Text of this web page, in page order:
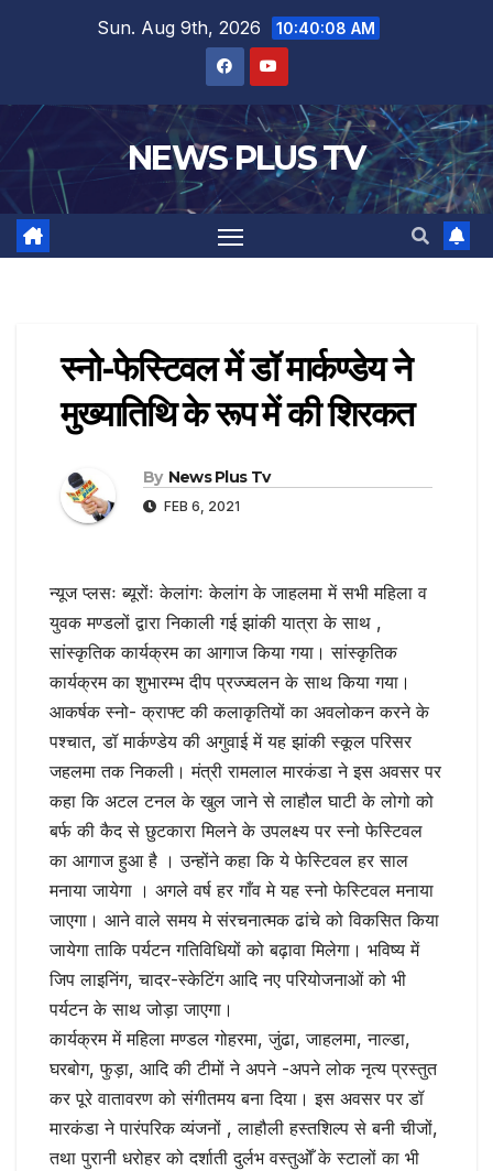
Sun. Aug 9th, 2026 10:40:09 AM
NEWS PLUS TV
स्नो-फेस्टिवल में डॉ मार्कण्डेय ने
मुख्यातिथि के रूप में की शिरकत
By News Plus Tv
FEB 6, 2021
न्यूज प्लसः ब्यूरोंः केलांगः केलांग के जाहलमा में सभी महिला व
युवक मण्डलों द्वारा निकाली गई झांकी यात्रा के साथ ,
सांस्कृतिक कार्यक्रम का आगाज किया गया। सांस्कृतिक
कार्यक्रम का शुभारम्भ दीप प्रज्ज्वलन के साथ किया गया।
आकर्षक स्नो- क्राफ्ट की कलाकृतियों का अवलोकन करने के
पश्चात, डॉ मार्कण्डेय की अगुवाई में यह झांकी स्कूल परिसर
जहलमा तक निकली। मंत्री रामलाल मारकंडा ने इस अवसर पर
कहा कि अटल टनल के खुल जाने से लाहौल घाटी के लोगो को
बर्फ की कैद से छुटकारा मिलने के उपलक्ष्य पर स्नो फेस्टिवल
का आगाज हुआ है । उन्होंने कहा कि ये फेस्टिवल हर साल
मनाया जायेगा । अगले वर्ष हर गाँव मे यह स्नो फेस्टिवल मनाया
जाएगा। आने वाले समय मे संरचनात्मक ढांचे को विकसित किया
जायेगा ताकि पर्यटन गतिविधियों को बढ़ावा मिलेगा। भविष्य में
जिप लाइनिंग, चादर-स्केटिंग आदि नए परियोजनाओं को भी
पर्यटन के साथ जोड़ा जाएगा।
कार्यक्रम में महिला मण्डल गोहरमा, जुंढा, जाहलमा, नाल्डा,
घरबोग, फुड़ा, आदि की टीमों ने अपने -अपने लोक नृत्य प्रस्तुत
कर पूरे वातावरण को संगीतमय बना दिया। इस अवसर पर डॉ
मारकंडा ने पारंपरिक व्यंजनों , लाहौली हस्तशिल्प से बनी चीजों,
तथा पुरानी धरोहर को दर्शाती दुर्लभ वस्तुओँ के स्टालों का भी